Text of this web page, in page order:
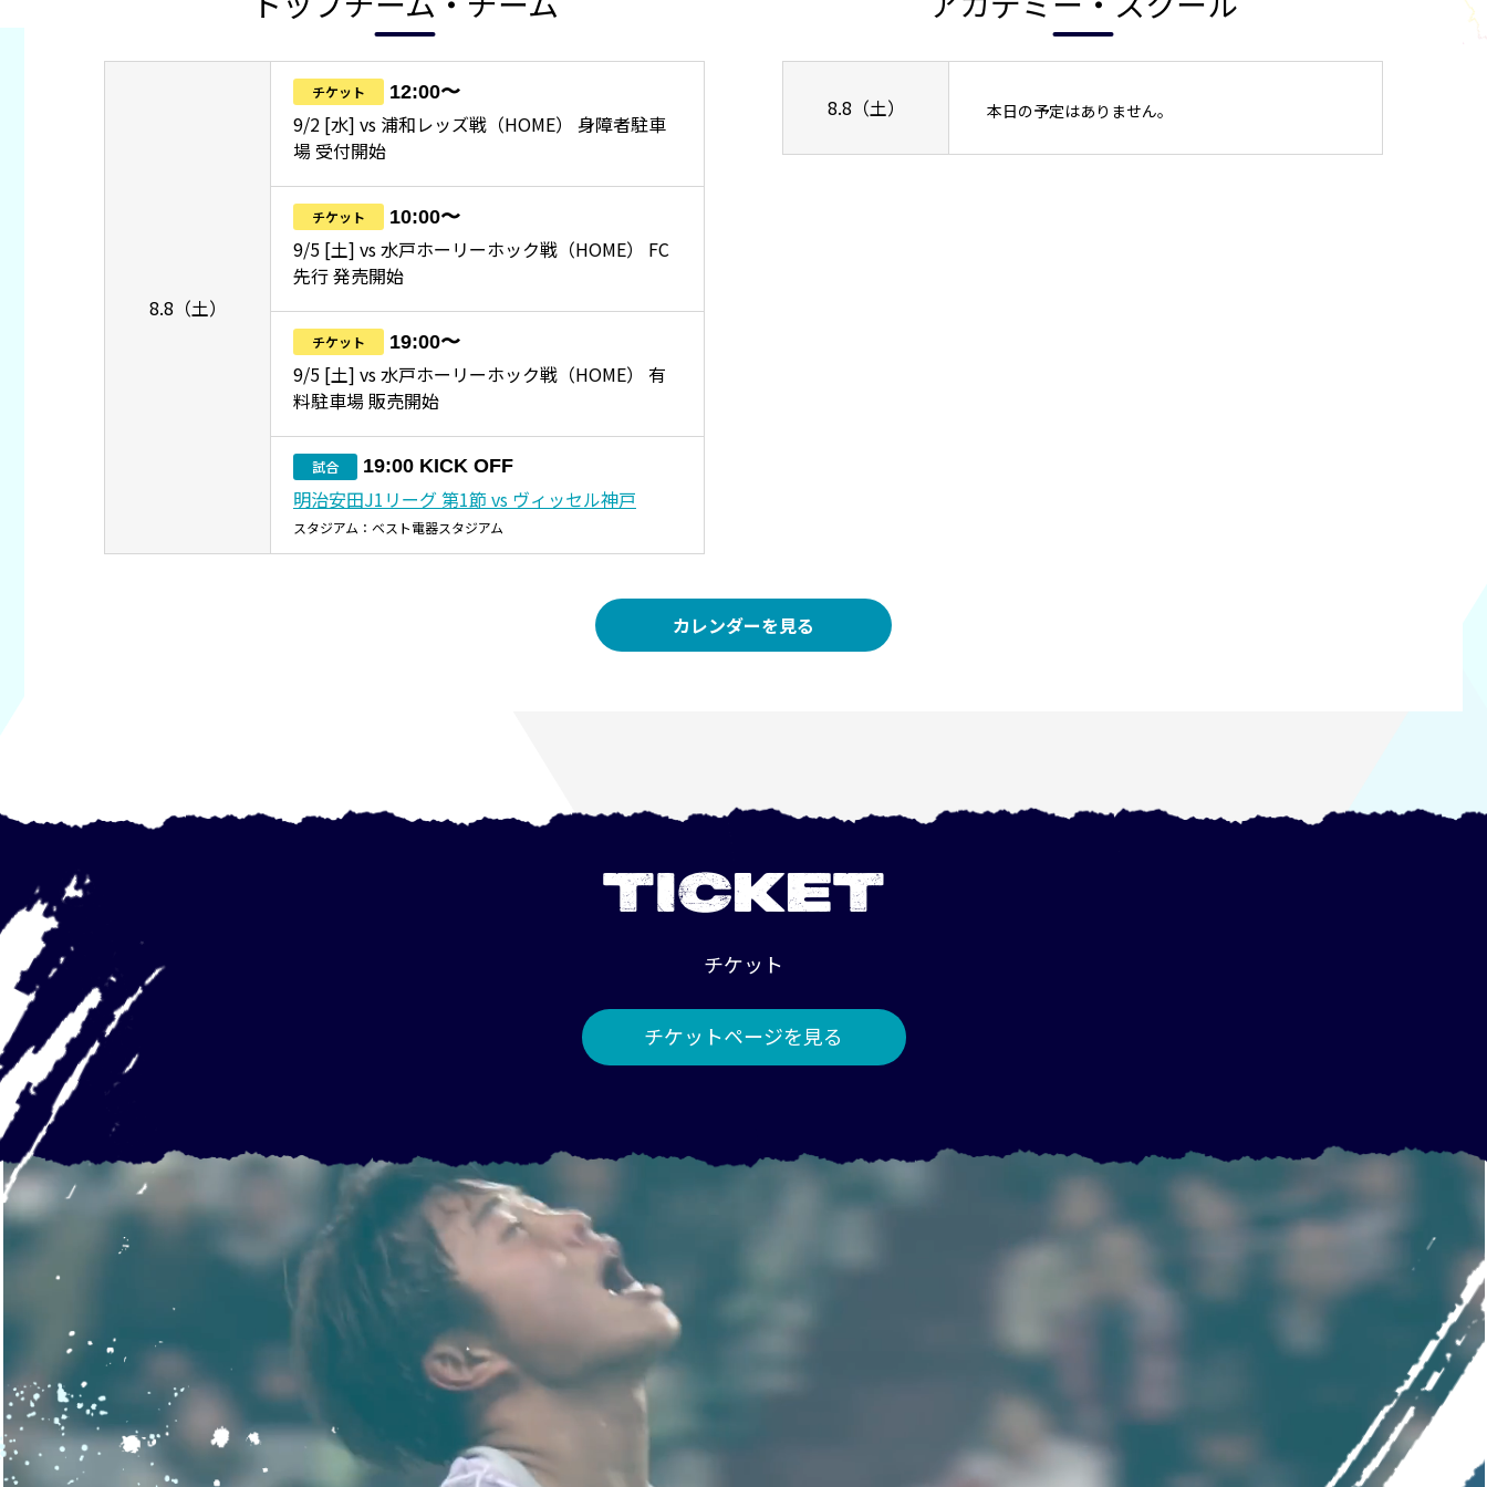
8.8（土）
チケット 12:00〜
9/2 [水] vs 浦和レッズ戦（HOME） 身障者駐車
場 受付開始
チケット 10:00〜
9/5 [土] vs 水戸ホーリーホック戦（HOME） FC
先行 発売開始
チケット 19:00〜
9/5 [土] vs 水戸ホーリーホック戦（HOME） 有
料駐車場 販売開始
試合 19:00 KICK OFF
明治安田J1リーグ 第1節 vs ヴィッセル神戸
スタジアム：ベスト電器スタジアム
8.8（土） 本日の予定はありません。
カレンダーを見る
TICKET
チケット
チケットページを見る